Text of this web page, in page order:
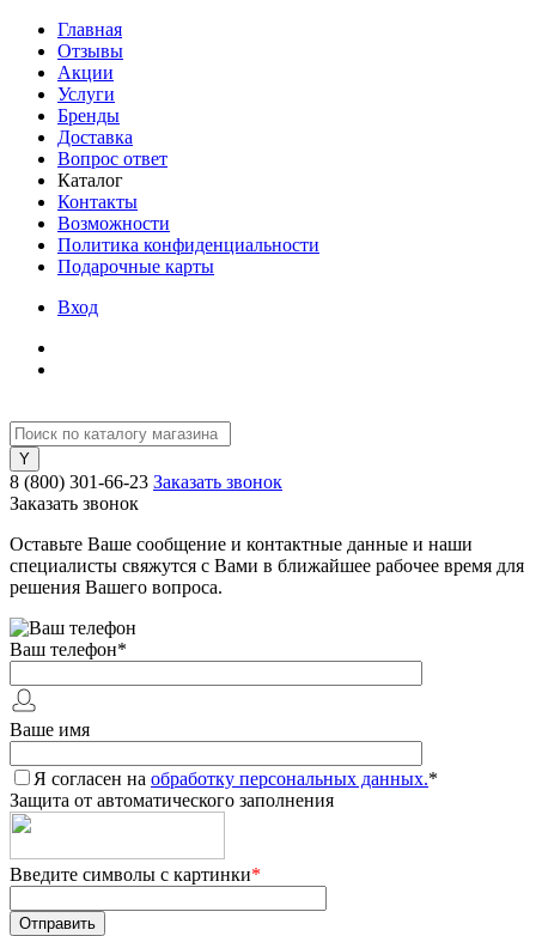
Главная
Отзывы
Акции
Услуги
Бренды
Доставка
Вопрос ответ
Каталог
Контакты
Возможности
Политика конфиденциальности
Подарочные карты
Вход
8 (800) 301-66-23 Заказать звонок
Заказать звонок
Оставьте Ваше сообщение и контактные данные и наши
специалисты свяжутся с Вами в ближайшее рабочее время для
решения Вашего вопроса.
Ваш телефон*
Ваше имя
Я согласен на обработку персональных данных.*
Защита от автоматического заполнения
Введите символы с картинки*